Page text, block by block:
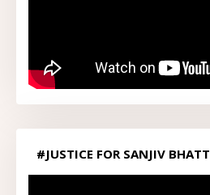
#JUSTICE FOR SANJIV BHATT